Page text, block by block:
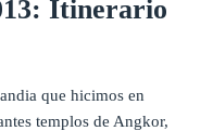
Itinerario
que hicimos en
templos de Angkor,